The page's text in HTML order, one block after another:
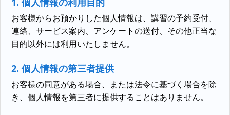
お客様からお預かりした個人情報は、講習の予約受付、
連絡、サービス案内、アンケートの送付、その他正当な
目的以外には利用いたしません。
2. 個人情報の第三者提供
お客様の同意がある場合、または法令に基づく場合を除
き、個人情報を第三者に提供することはありません。